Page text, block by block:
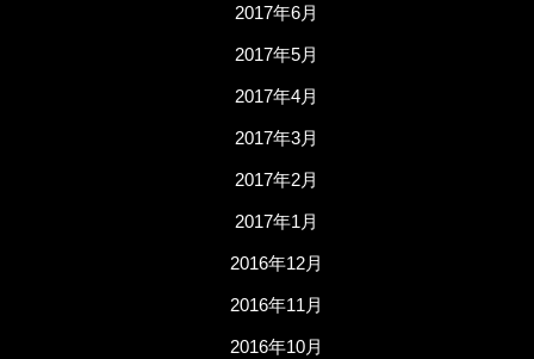
2017年6月
2017年5月
2017年4月
2017年3月
2017年2月
2017年1月
2016年12月
2016年11月
2016年10月